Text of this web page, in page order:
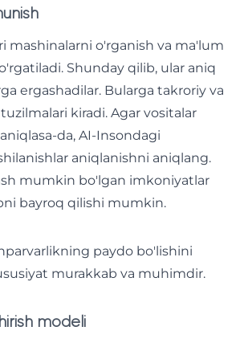
mashinalarni o'rganish va ma'lum
Shunday qilib, ular aniq
ergashadilar. Bularga takroriy va
kiradi. Agar vositalar
da, AI-Insondagi
aniqlanishni aniqlang.
mumkin bo'lgan imkoniyatlar
bayroq qilishi mumkin.
paydo bo'lishini
murakkab va muhimdir.
modeli